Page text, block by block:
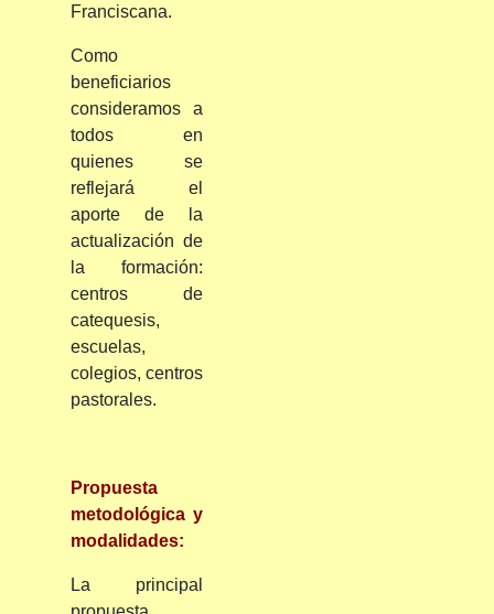
Franciscana.
Como
beneficiarios
consideramos a
todos en
quienes se
reflejará el
aporte de la
actualización de
la formación:
centros de
catequesis,
escuelas,
colegios, centros
pastorales.
Propuesta
metodológica y
modalidades:
La principal